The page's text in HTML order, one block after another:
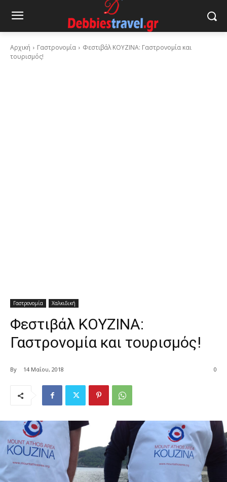
Αρχική Γαστρονομία
Φεστιβάλ ΚΟΥΖΙΝΑ: Γαστρονομία και
τουρισμός!
Γαστρονομία Χαλκιδική
Φεστιβάλ ΚΟΥΖΙΝΑ:
Γαστρονομία και τουρισμός!
By 14 Μαΐου, 2018 0